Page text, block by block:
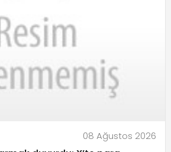
08 Ağustos 2026